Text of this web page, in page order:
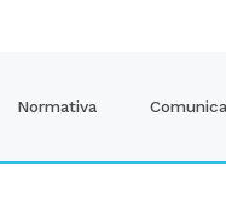
Normativa